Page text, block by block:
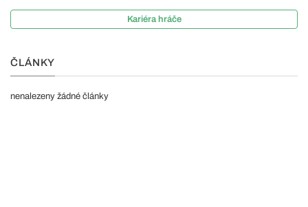
Kariéra hráče
ČLÁNKY
nenalezeny žádné články